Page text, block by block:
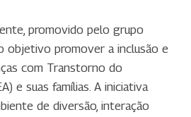
promovido pelo grupo
objetivo promover a inclusão e
com Transtorno do
e suas famílias. A iniciativa
de diversão, interação